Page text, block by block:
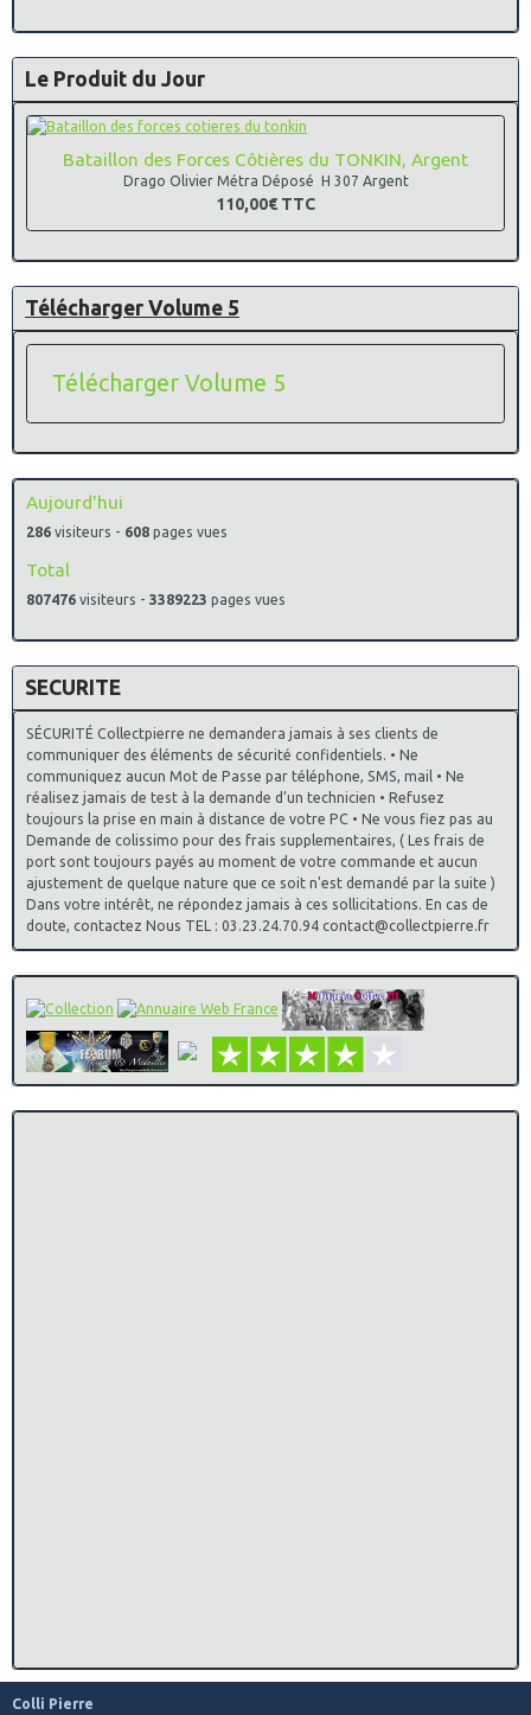
Le Produit du Jour
Bataillon des Forces Côtières du TONKIN, Argent
Drago Olivier Métra Déposé H 307 Argent
110,00€ TTC
Télécharger Volume 5
Télécharger Volume 5
Aujourd'hui
286 visiteurs - 608 pages vues
Total
807476 visiteurs - 3389223 pages vues
SECURITE
SÉCURITÉ Collectpierre ne demandera jamais à ses clients de
communiquer des éléments de sécurité confidentiels. • Ne
communiquez aucun Mot de Passe par téléphone, SMS, mail • Ne
réalisez jamais de test à la demande d’un technicien • Refusez
toujours la prise en main à distance de votre PC • Ne vous fiez pas au
Demande de colissimo pour des frais supplementaires, ( Les frais de
port sont toujours payés au moment de votre commande et aucun
ajustement de quelque nature que ce soit n'est demandé par la suite )
Dans votre intérêt, ne répondez jamais à ces sollicitations. En cas de
doute, contactez Nous TEL : 03.23.24.70.94 contact@collectpierre.fr
Colli Pierre